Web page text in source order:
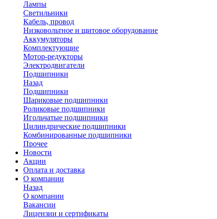
Лампы
Светильники
Кабель, провод
Низковольтное и щитовое оборудование
Аккумуляторы
Комплектующие
Мотор-редукторы
Электродвигатели
Подшипники
Назад
Подшипники
Шариковые подшипники
Роликовые подшипники
Игольчатые подшипники
Цилиндрические подшипники
Комбинированные подшипники
Прочее
Новости
Акции
Оплата и доставка
О компании
Назад
О компании
Вакансии
Лицензии и сертификаты